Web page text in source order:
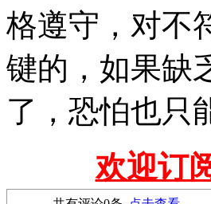
格遵守，对不
键的，如果缺
了，恐怕也只
欢迎订